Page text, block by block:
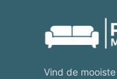
Vind de